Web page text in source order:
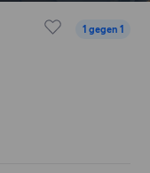
1 gegen 1